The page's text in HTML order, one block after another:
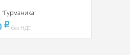
"Гурманика"
pуббез НДС